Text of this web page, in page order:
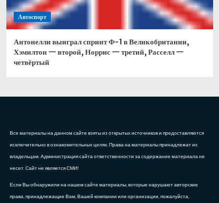
Автоспорт
Антонелли выиграл спринт Ф-1 в Великобритании,
Хэмилтон — второй, Норрис — третий, Расселл —
четвёртый
Все материалы на данном сайте взяты из открытых источников и предоставляются
исключительно в ознакомительных целях. Права на материалы принадлежат их
владельцам. Администрация сайта ответственности за содержание материала не
несет. Сайт не является СМИ!
Если Вы обнаружили на нашем сайте материалы, которые нарушают авторские
права, принадлежащие Вам, Вашей компании или организации, пожалуйста,